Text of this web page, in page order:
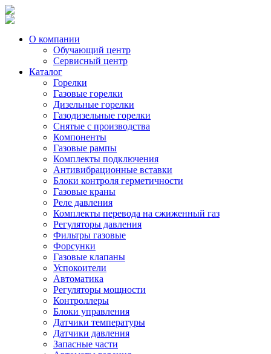
О компании
Обучающий центр
Сервисный центр
Каталог
Горелки
Газовые горелки
Дизельные горелки
Газодизельные горелки
Снятые с производства
Компоненты
Газовые рампы
Комплекты подключения
Антивибрационные вставки
Блоки контроля герметичности
Газовые краны
Реле давления
Комплекты перевода на сжиженный газ
Регуляторы давления
Фильтры газовые
Форсунки
Газовые клапаны
Успокоители
Автоматика
Регуляторы мощности
Контроллеры
Блоки управления
Датчики температуры
Датчики давления
Запасные части